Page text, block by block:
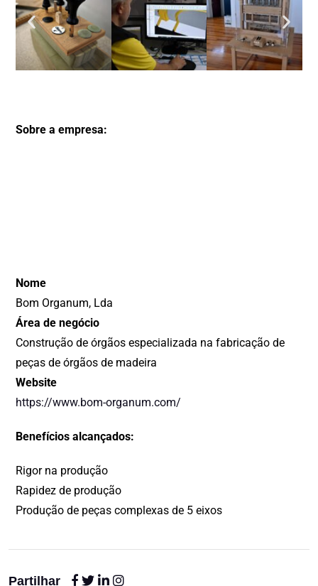
Sobre a empresa:
Nome
Bom Organum, Lda
Área de negócio
Construção de órgãos especializada na fabricação de
peças de órgãos de madeira
Website
https://www.bom-organum.com/
Benefícios alcançados:
Rigor na produção
Rapidez de produção
Produção de peças complexas de 5 eixos
Partilhar